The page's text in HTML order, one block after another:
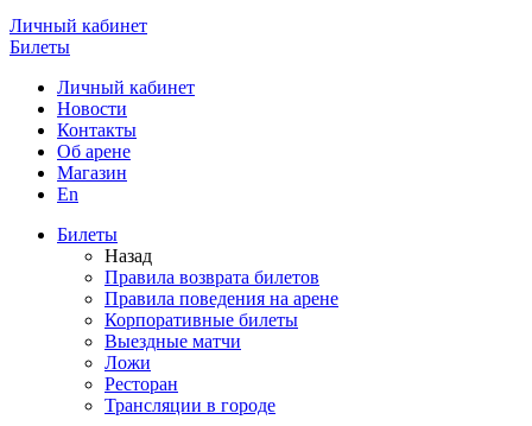
Личный кабинет
Билеты
Личный кабинет
Новости
Контакты
Об арене
Магазин
En
Билеты
Назад
Правила возврата билетов
Правила поведения на арене
Корпоративные билеты
Выездные матчи
Ложи
Ресторан
Трансляции в городе